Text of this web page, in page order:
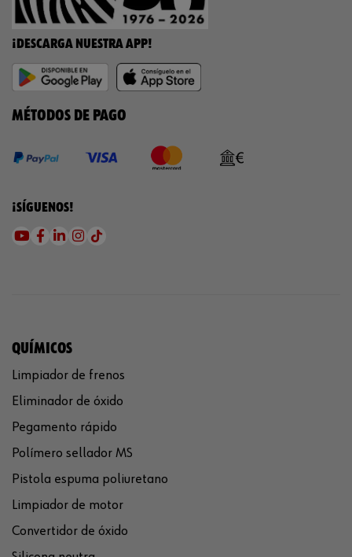
¡DESCARGA NUESTRA APP!
MÉTODOS DE PAGO
¡SÍGUENOS!
QUÍMICOS
Limpiador de frenos
Eliminador de óxido
Pegamento rápido
Polímero sellador MS
Pistola espuma poliuretano
Limpiador de motor
Convertidor de óxido